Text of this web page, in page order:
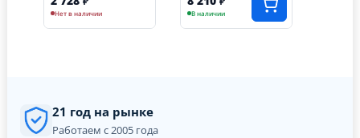
Нет в наличии В наличии
21 год на рынке
Работаем с 2005 года